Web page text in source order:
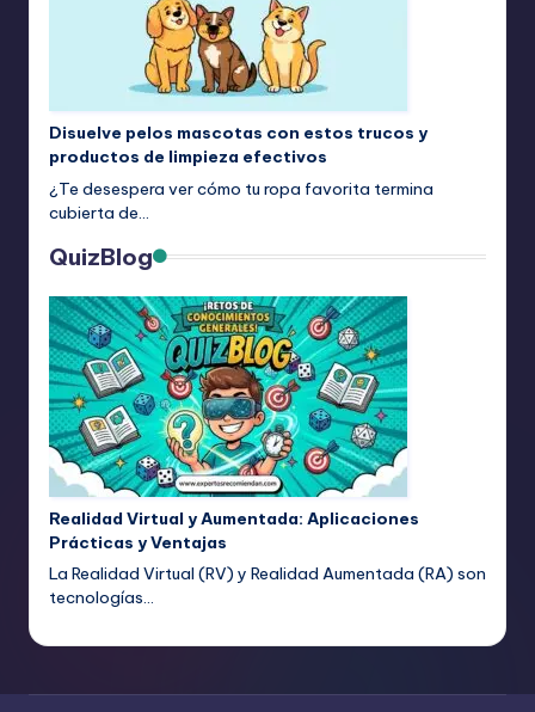
Disuelve pelos mascotas con estos trucos y
productos de limpieza efectivos
¿Te desespera ver cómo tu ropa favorita termina
cubierta de…
QuizBlog
Realidad Virtual y Aumentada: Aplicaciones
Prácticas y Ventajas
La Realidad Virtual (RV) y Realidad Aumentada (RA) son
tecnologías…